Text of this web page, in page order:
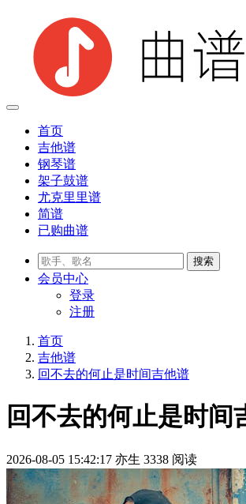
首页
吉他谱
钢琴谱
架子鼓谱
尤克里里谱
简谱
已购曲谱
会员中心
登录
注册
首页
吉他谱
回不去的何止是时间吉他谱
回不去的何止是时间
2026-08-05 15:42:17 亦生 3338 阅读